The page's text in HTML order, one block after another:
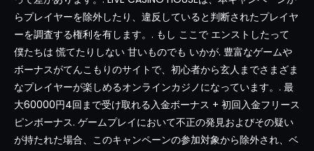
らプレイヤーを除外したり、違反していると判断されたプレイヤ
ーを調査する権利を有します。. もし ここで エンストしたって
僕たちは 慌てたりしない 甘いものでも いかが. 豊富なゲームや
ボーナスがてんこもりのサイトで、初心者から玄人までさまざま
なプレイヤーが楽しめるオンラインカジノになっています。. 最
大60000円4回まで受け取れる入金ボーナス + 初回入金フリース
ピンボーナス. ゲームプレイにおいて不正の発見およびその疑い
が持たれた場合、このキャンペーンの参加対象から除外され、ベ